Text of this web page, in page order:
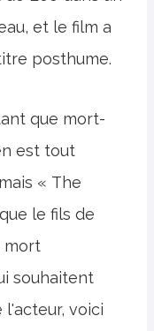
et le film a
posthume.
que mort-
est tout
« The
le fils de
mort
souhaitent
voici